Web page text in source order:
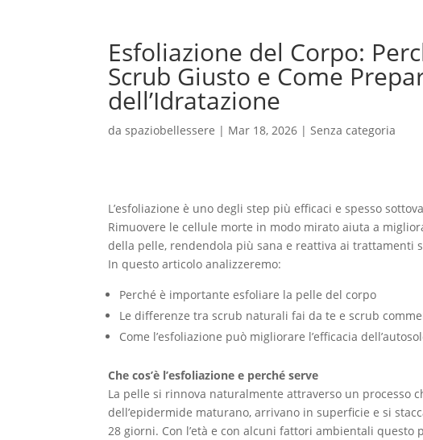
Esfoliazione del Corpo:
Scrub Giusto e Come
dell’Idratazione
daspaziobellessere | Mar 18, 2026 |Senza categoria
L’esfoliazione è uno degli step più efficaci e spesso
Rimuovere le cellule morte in modo mirato aiuta a
della pelle, rendendola più sana e reattiva ai trattamenti
In questo articolo analizzeremo:
Perché è importante esfoliare la pelle del corpo
Le differenze tra scrub naturali fai da te e scrub
Come l’esfoliazione può migliorare l’efficacia
Che cos’è l’esfoliazione e perché serve
La pelle si rinnova naturalmente attraverso un processo
dell’epidermide maturano, arrivano in superficie e si
28 giorni. Con l’età e con alcuni fattori ambientali